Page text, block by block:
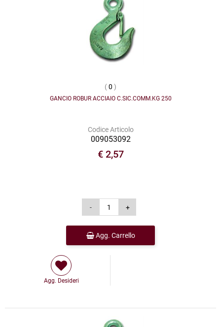
(0 )
GANCIO ROBUR ACCIAIO C.SIC.COMM.KG 250
Codice Articolo
009053092
€ 2,57
Agg. Carrello
Agg. Desideri